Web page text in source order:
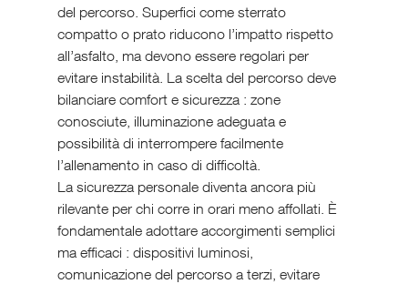
del percorso. Superfici come sterrato
compatto o prato riducono l’impatto rispetto
all’asfalto, ma devono essere regolari per
evitare instabilità. La scelta del percorso deve
bilanciare comfort e sicurezza : zone
conosciute, illuminazione adeguata e
possibilità di interrompere facilmente
l’allenamento in caso di difficoltà.
La sicurezza personale diventa ancora più
rilevante per chi corre in orari meno affollati. È
fondamentale adottare accorgimenti semplici
ma efficaci : dispositivi luminosi,
comunicazione del percorso a terzi, evitare